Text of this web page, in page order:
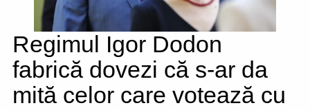
Regimul Igor Dodon
fabrică dovezi că s-ar da
mită celor care votează cu